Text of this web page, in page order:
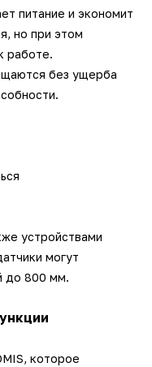
питание и экономит
но при этом
работе.
без ущерба
устройствами
могут
до 800 мм.
которое